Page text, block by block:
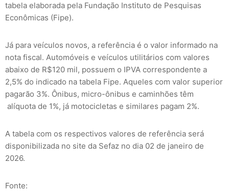
tabela elaborada pela Fundação Instituto de Pesquisas
Econômicas (Fipe).
Já para veículos novos, a referência é o valor informado na
nota fiscal. Automóveis e veículos utilitários com valores
abaixo de R$120 mil, possuem o IPVA correspondente a
2,5% do indicado na tabela Fipe. Aqueles com valor superior
pagarão 3%. Ônibus, micro-ônibus e caminhões têm
alíquota de 1%, já motocicletas e similares pagam 2%.
A tabela com os respectivos valores de referência será
disponibilizada no site da Sefaz no dia 02 de janeiro de
2026.
Fonte: